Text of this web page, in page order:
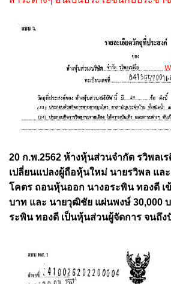
20 ก.พ.2562 ห้างหุ้นส่วนจำกัด รวิพลเ
เปลี่ยนแปลงผู้ถือหุ้นใหม่ นายรวิพล แล
โคตร ถอนหุ้นออก นางอระพิน ทองดี เ
บาท และ นายวุฒิชัย แผ่นพงษ์ 30,000
ระพิน ทองดี เป็นหุ้นส่วนผู้จัดการ จนถึง